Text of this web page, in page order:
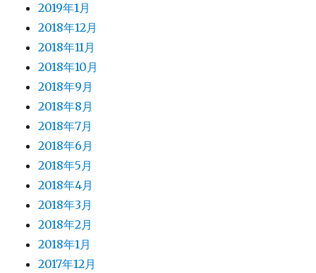
2019年1月
2018年12月
2018年11月
2018年10月
2018年9月
2018年8月
2018年7月
2018年6月
2018年5月
2018年4月
2018年3月
2018年2月
2018年1月
2017年12月